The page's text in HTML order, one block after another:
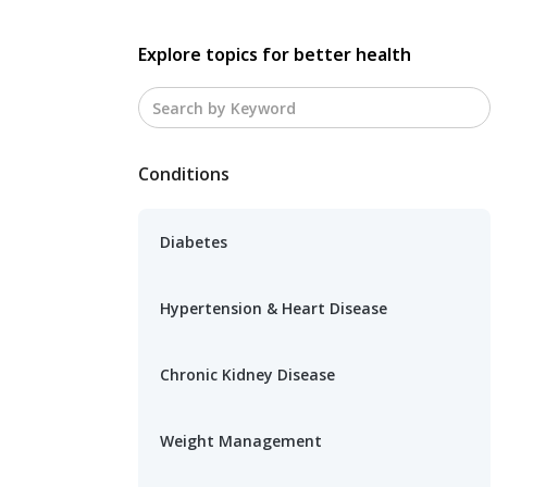
Explore topics for better health
Conditions
Diabetes
Hypertension & Heart Disease
Chronic Kidney Disease
Weight Management